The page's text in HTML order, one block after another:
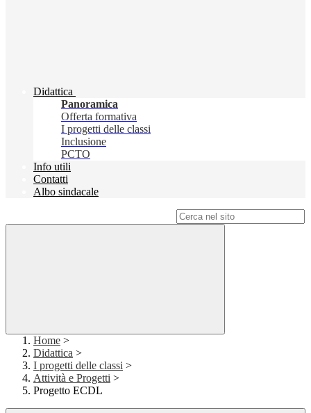
Didattica
Panoramica
Offerta formativa
I progetti delle classi
Inclusione
PCTO
Info utili
Contatti
Albo sindacale
Home >
Didattica >
I progetti delle classi >
Attività e Progetti >
Progetto ECDL